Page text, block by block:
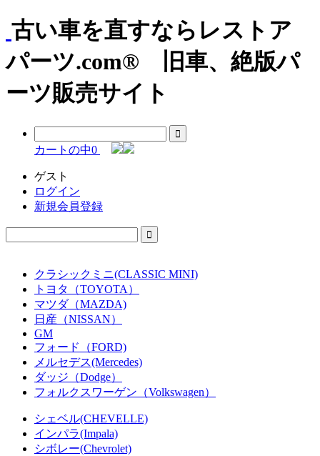
古い車を直すならレストア
パーツ.com® 旧車、絶版パ
ーツ販売サイト
カートの中0
ゲスト
ログイン
新規会員登録
クラシックミニ(CLASSIC MINI)
トヨタ（TOYOTA）
マツダ（MAZDA)
日産（NISSAN）
GM
フォード（FORD)
メルセデス(Mercedes)
ダッジ（Dodge）
フォルクスワーゲン（Volkswagen）
シェベル(CHEVELLE)
インパラ(Impala)
シボレー(Chevrolet)